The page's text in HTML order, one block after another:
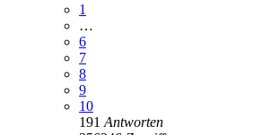
1
…
6
7
8
9
10
191 Antworten